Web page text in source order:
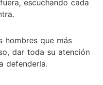
escuchando cada
hombres que más
dar toda su atención
defenderla.